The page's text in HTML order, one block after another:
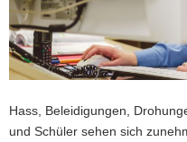
g
a
t
i
n
Hass, Beleidigungen,
und Schüler sehen sich